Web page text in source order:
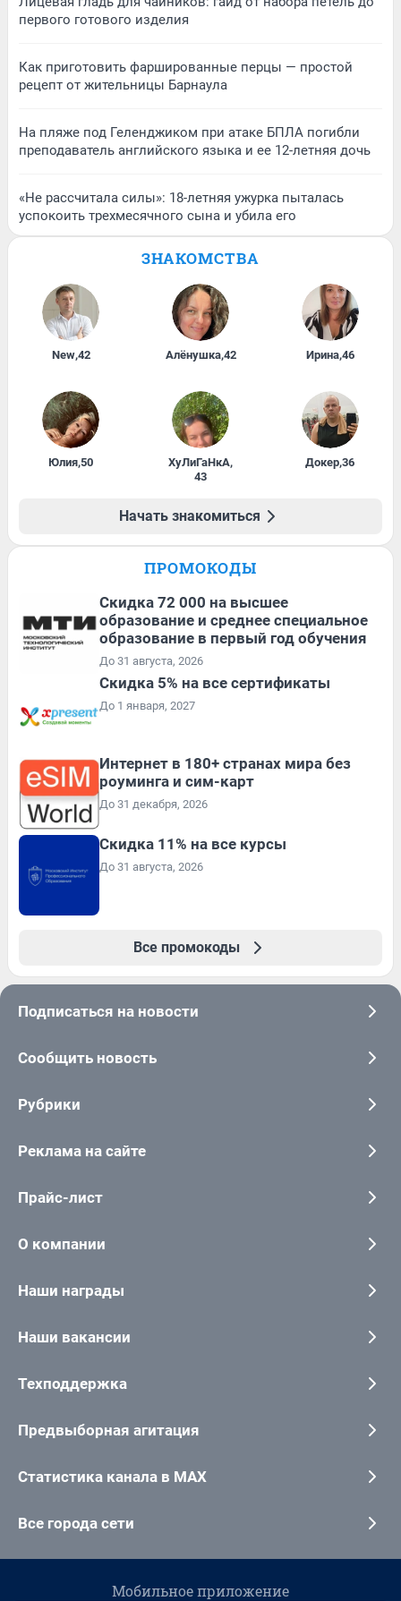
первого готового изделия
Как приготовить фаршированные перцы — простой
рецепт от жительницы Барнаула
На пляже под Геленджиком при атаке БПЛА погибли
преподаватель английского языка и ее 12-летняя дочь
«Не рассчитала силы»: 18-летняя ужурка пыталась
успокоить трехмесячного сына и убила его
ЗНАКОМСТВА
New,42 Алёнушка,42 Ирина,46
Юлия,50 ХуЛиГаНкА,
43
Докер,36
Начать знакомиться
ПРОМОКОДЫ
Скидка 72 000 на высшее
образование и среднее специальное
образование в первый год обучения
До 31 августа, 2026
Скидка 5% на все сертификаты
До 1 января, 2027
Интернет в 180+ странах мира без
роуминга и сим-карт
До 31 декабря, 2026
Скидка 11% на все курсы
До 31 августа, 2026
Все промокоды
Подписаться на новости
Сообщить новость
Рубрики
Реклама на сайте
Прайс-лист
О компании
Наши награды
Наши вакансии
Техподдержка
Предвыборная агитация
Статистика канала в MAX
Все города сети
Мобильное приложение